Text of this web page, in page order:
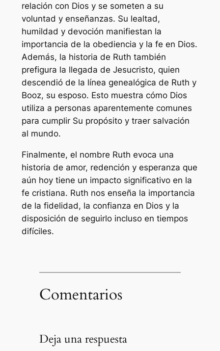
relación con Dios y se someten a su
voluntad y enseñanzas. Su lealtad,
humildad y devoción manifiestan la
importancia de la obediencia y la fe en Dios.
Además, la historia de Ruth también
prefigura la llegada de Jesucristo, quien
descendió de la línea genealógica de Ruth y
Booz, su esposo. Esto muestra cómo Dios
utiliza a personas aparentemente comunes
para cumplir Su propósito y traer salvación
al mundo.
Finalmente, el nombre Ruth evoca una
historia de amor, redención y esperanza que
aún hoy tiene un impacto significativo en la
fe cristiana. Ruth nos enseña la importancia
de la fidelidad, la confianza en Dios y la
disposición de seguirlo incluso en tiempos
difíciles.
Comentarios
Deja una respuesta